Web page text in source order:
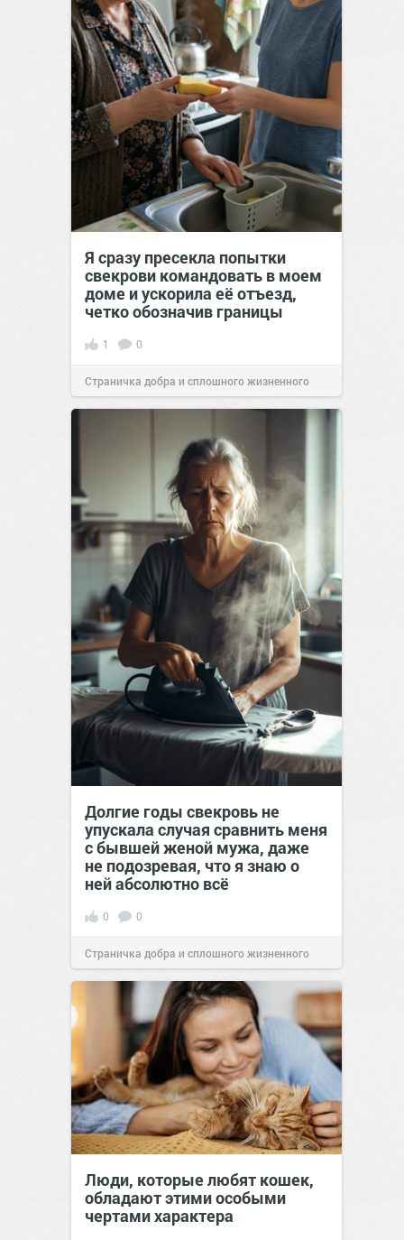
Я сразу пресекла попытки
свекрови командовать в моем
доме и ускорила её отъезд,
четко обозначив границы
1 0
Страничка добра и сплошного жизненного
позитива!00:2807 авг 2026
Долгие годы свекровь не
упускала случая сравнить меня
с бывшей женой мужа, даже
не подозревая, что я знаю о
ней абсолютно всё
0 0
Страничка добра и сплошного жизненного
позитива!00:2907 авг 2026
Люди, которые любят кошек,
обладают этими особыми
чертами характера